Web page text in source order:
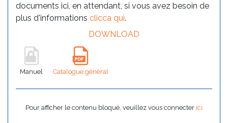
documents ici, en attendant, si vous avez besoin de
plus d'informations clicca qui.
DOWNLOAD
Manuel Catalogue général
Pour afficher le contenu bloqué, veuillez vous connecter ici